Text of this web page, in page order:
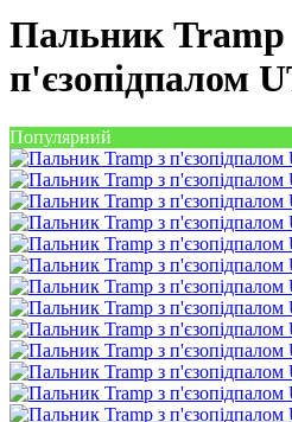
Пальник Tramp
п'єзопідпалом
Популярний